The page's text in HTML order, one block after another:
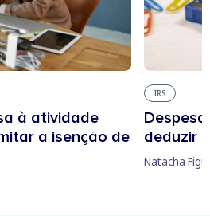
à atividade
a isenção de
IRS
deduzir
Natacha